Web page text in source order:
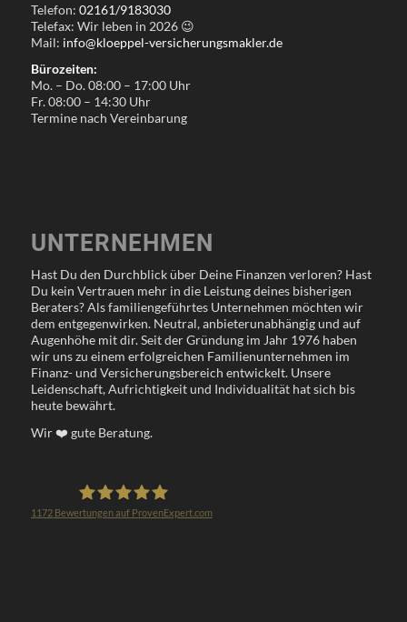
Telefon: 02161/9183030
Telefax: Wir leben in 2026 😉
Mail: info@kloeppel-versicherungsmakler.de
Bürozeiten:
Mo. – Do. 08:00 – 17:00 Uhr
Fr. 08:00 – 14:30 Uhr
Termine nach Vereinbarung
UNTERNEHMEN
Hast Du den Durchblick über Deine Finanzen verloren? Hast
Du kein Vertrauen mehr in die Leistung deines bisherigen
Beraters? Als familiengeführtes Unternehmen möchten wir
dem entgegenwirken. Neutral, anbieterunabhängig und auf
Augenhöhe mit dir. Seit der Gründung im Jahr 1976 haben
wir uns zu einem erfolgreichen Familienunternehmen im
Finanz- und Versicherungsbereich entwickelt. Unsere
Leidenschaft, Aufrichtigkeit und Individualität hat sich bis
heute bewährt.
Wir❤️ gute Beratung.
1172Bewertungen auf ProvenExpert.com